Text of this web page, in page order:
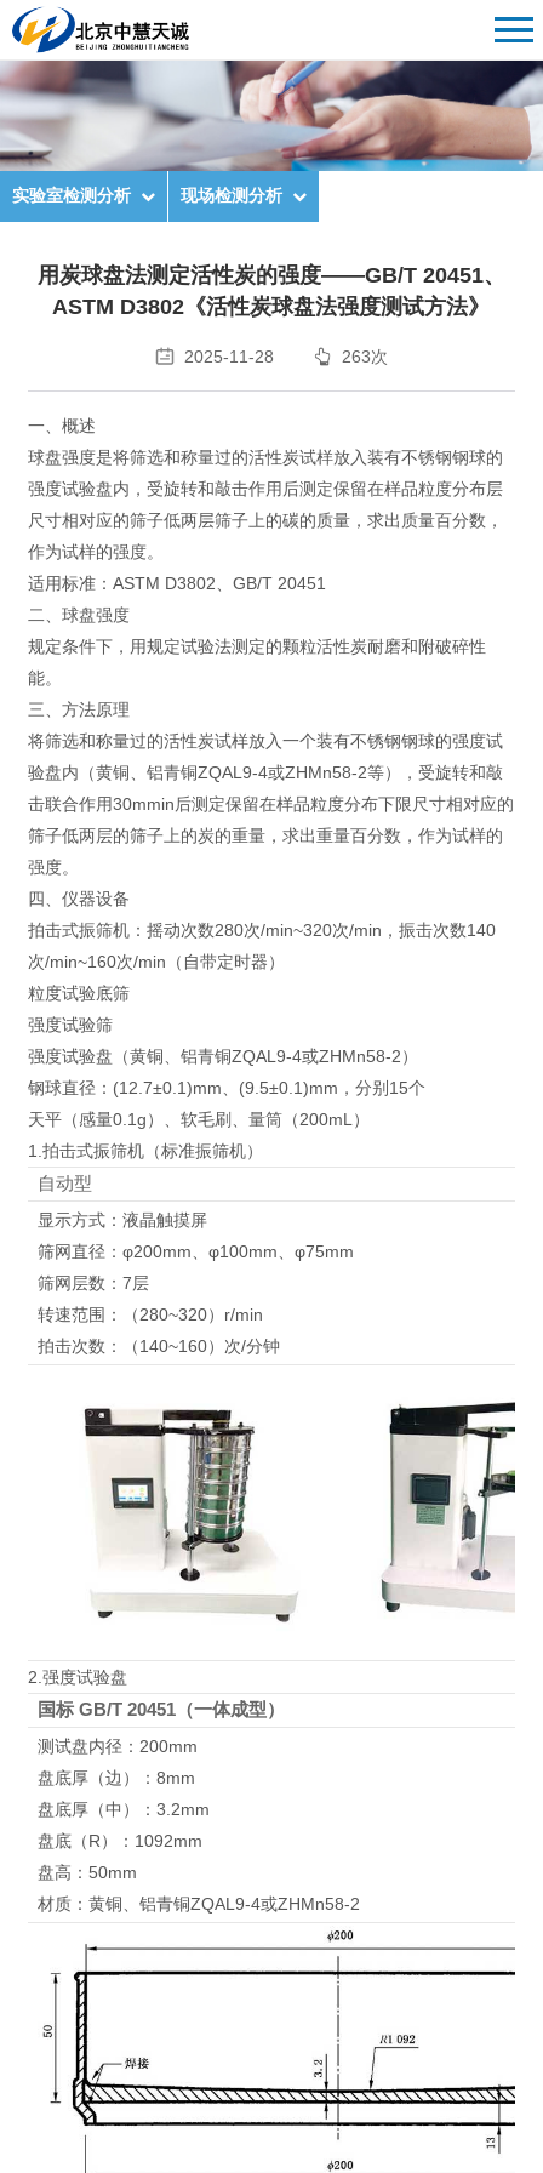
实验室检测分析 现场检测分析
用炭球盘法测定活性炭的强度——GB/T 20451、
ASTM D3802《活性炭球盘法强度测试方法》
2025-11-28 263次
一、概述
球盘强度是将筛选和称量过的活性炭试样放入装有不锈钢钢球的
强度试验盘内，受旋转和敲击作用后测定保留在样品粒度分布层
尺寸相对应的筛子低两层筛子上的碳的质量，求出质量百分数，
作为试样的强度。
适用标准：ASTM D3802、GB/T 20451
二、球盘强度
规定条件下，用规定试验法测定的颗粒活性炭耐磨和附破碎性
能。
三、方法原理
将筛选和称量过的活性炭试样放入一个装有不锈钢钢球的强度试
验盘内（黄铜、铝青铜ZQAL9-4或ZHMn58-2等），受旋转和敲
击联合作用30mmin后测定保留在样品粒度分布下限尺寸相对应的
筛子低两层的筛子上的炭的重量，求出重量百分数，作为试样的
强度。
四、仪器设备
拍击式振筛机：摇动次数280次/min~320次/min，振击次数140
次/min~160次/min（自带定时器）
粒度试验底筛
强度试验筛
强度试验盘（黄铜、铝青铜ZQAL9-4或ZHMn58-2）
钢球直径：(12.7±0.1)mm、(9.5±0.1)mm，分别15个
天平（感量0.1g）、软毛刷、量筒（200mL）
1.拍击式振筛机（标准振筛机）
自动型
显示方式：液晶触摸屏
筛网直径：φ200mm、φ100mm、φ75mm
筛网层数：7层
转速范围：（280~320）r/min
拍击次数：（140~160）次/分钟
2.强度试验盘
国标 GB/T 20451 （一体成型）
测试盘内径：200mm
盘底厚（边）：8mm
盘底厚（中）：3.2mm
盘底（R）：1092mm
盘高：50mm
材质：黄铜、铝青铜ZQAL9-4或ZHMn58-2